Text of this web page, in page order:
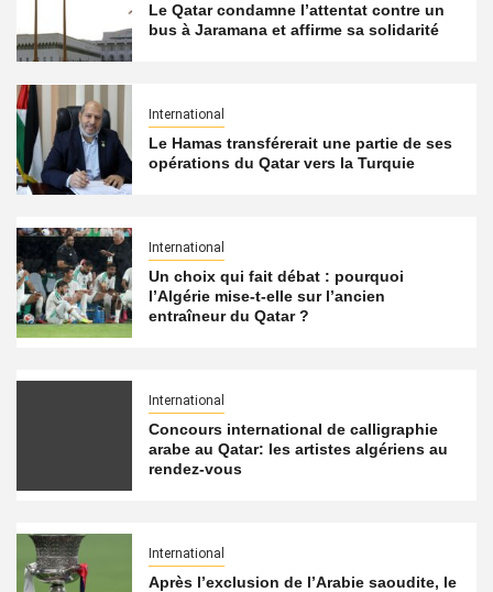
Le Qatar condamne l’attentat contre un
bus à Jaramana et affirme sa solidarité
International
Le Hamas transférerait une partie de ses
opérations du Qatar vers la Turquie
International
Un choix qui fait débat : pourquoi
l’Algérie mise-t-elle sur l’ancien
entraîneur du Qatar ?
International
Concours international de calligraphie
arabe au Qatar: les artistes algériens au
rendez-vous
International
Après l’exclusion de l’Arabie saoudite, le